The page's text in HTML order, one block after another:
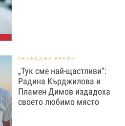
СВОБОДНО ВРЕМЕ
„Тук сме най-щастливи“:
Радина Кърджилова и
Пламен Димов издадоха
своето любимо място